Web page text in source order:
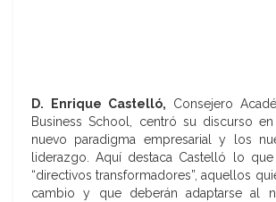
D. Enrique Castelló, Consejero
Business School, centró su discurso
nuevo paradigma empresarial y los
liderazgo. Aquí destaca Castelló lo
“directivos transformadores”, aquellos
cambio y que deberán adaptarse al